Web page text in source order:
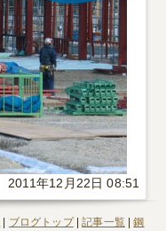
2011年12月22日 08:51
ブログトップ|記事一覧 |鋼